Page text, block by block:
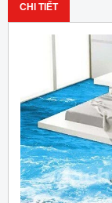
CHI TIẾT